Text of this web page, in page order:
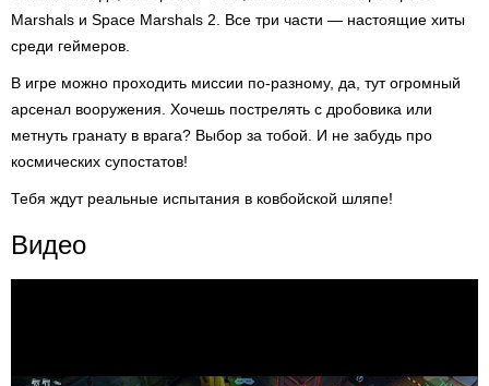
Marshals и Space Marshals 2. Все три части — настоящие хиты
среди геймеров.
В игре можно проходить миссии по-разному, да, тут огромный
арсенал вооружения. Хочешь пострелять с дробовика или
метнуть гранату в врага? Выбор за тобой. И не забудь про
космических супостатов!
Тебя ждут реальные испытания в ковбойской шляпе!
Видео